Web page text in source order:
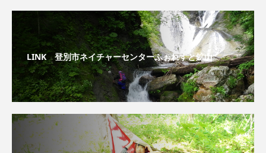
LINK 登別市ネイチャーセンターふぉれすと鉱山